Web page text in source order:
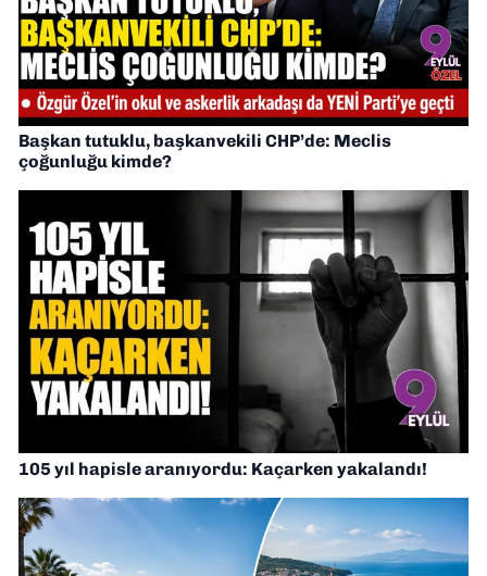
Başkan tutuklu, başkanvekili CHP’de: Meclis
çoğunluğu kimde?
105 yıl hapisle aranıyordu: Kaçarken yakalandı!